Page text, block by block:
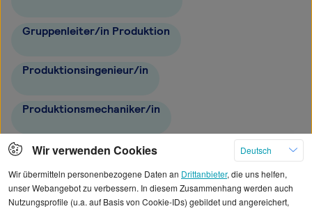
Gruppenleiter/in Produktion
Produktionsingenieur/in
Produktionsmechaniker/in
Produktions-Koordinator/in
Teamleiter/in Fertigung
Wir verwenden Cookies
Deutsch
Wir übermitteln personenbezogene Daten an Drittanbieter, die uns helfen,
unser Webangebot zu verbessern. In diesem Zusammenhang werden auch
Nutzungsprofile (u.a. auf Basis von Cookie-IDs) gebildet und angereichert,